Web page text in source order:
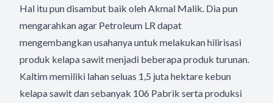
Hal itu pun disambut baik oleh Akmal Malik. Dia pun
mengarahkan agar Petroleum LR dapat
mengembangkan usahanya untuk melakukan hilirisasi
produk kelapa sawit menjadi beberapa produk turunan.
Kaltim memiliki lahan seluas 1,5 juta hektare kebun
kelapa sawit dan sebanyak 106 Pabrik serta produksi